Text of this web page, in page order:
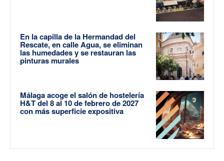
En la capilla de la Hermandad del
Rescate, en calle Agua, se eliminan
las humedades y se restauran las
pinturas murales
Málaga acoge el salón de hostelería
H&T del 8 al 10 de febrero de 2027
con más superficie expositiva